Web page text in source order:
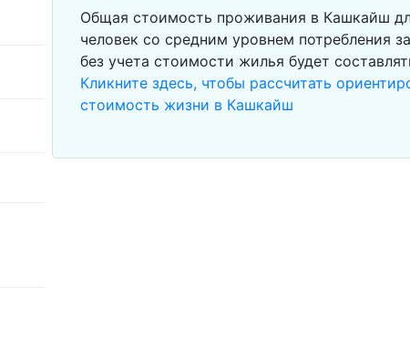
Общая стоимость проживания в Кашкайш
человек со средним уровнем потребления
без учета стоимости жилья будет
Кликните здесь, чтобы рассчитать
стоимость жизни в Кашкайш